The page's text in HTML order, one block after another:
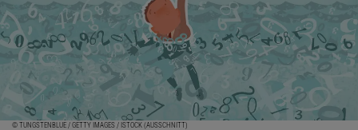
© TUNGSTENBLUE / GETTY IMAGES / ISTOCK (AUSSCHNITT)